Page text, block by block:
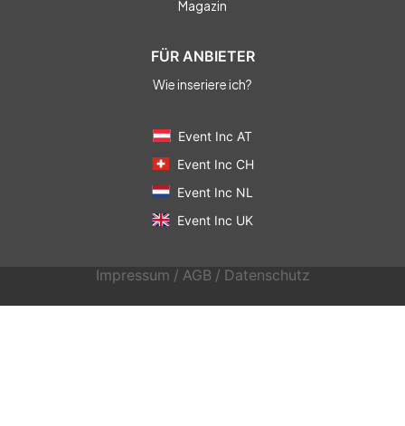
Magazin
FÜR ANBIETER
Wie inseriere ich?
Event Inc AT
Event Inc CH
Event Inc NL
Event Inc UK
Impressum / AGB / Datenschutz